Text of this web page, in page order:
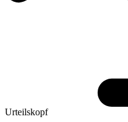
Urteilskopf